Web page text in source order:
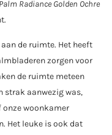
Radiance Golden Ochre
de ruimte. Het heeft
zorgen voor
de ruimte meteen
strak aanwezig was,
onze woonkamer
Het leuke is ook dat